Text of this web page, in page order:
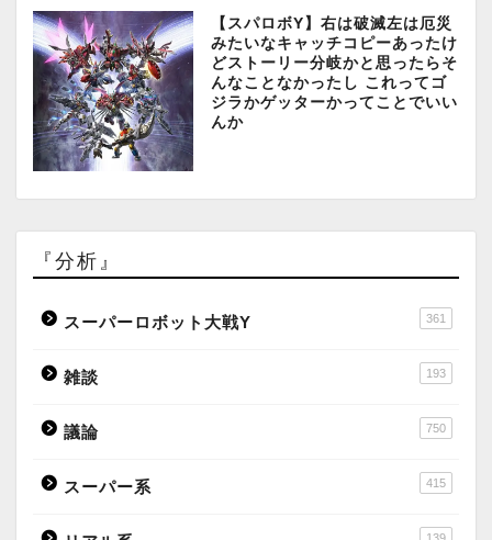
【スパロボY】右は破滅左は厄災
みたいなキャッチコピーあったけ
どストーリー分岐かと思ったらそ
んなことなかったし これってゴ
ジラかゲッターかってことでいい
んか
『分析』
スーパーロボット大戦Y 361
雑談 193
議論 750
スーパー系 415